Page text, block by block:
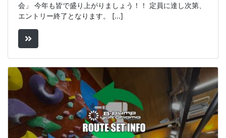
会」 今年も皆で盛り上がりましょう！！ 定員に達し次第、
エントリー終了となります。 […]